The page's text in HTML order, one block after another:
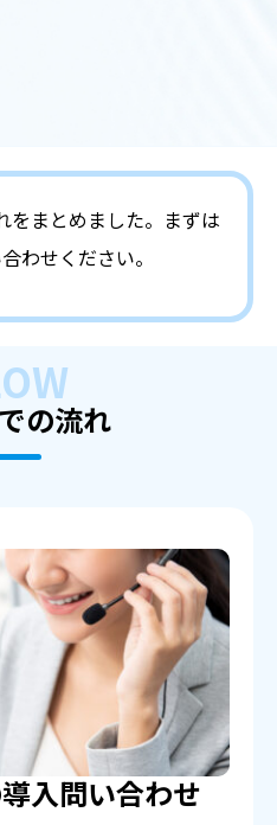
をまとめました。まずは
わせください。
の流れ
入問い合わせ